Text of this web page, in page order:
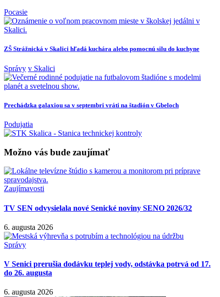
Pocasie
ZŠ Strážnická v Skalici hľadá kuchára alebo pomocnú silu do kuchyne
Správy v Skalici
Prechádzka galaxiou sa v septembri vráti na štadión v Gbeloch
Podujatia
Možno vás bude zaujímať
Zaujímavosti
TV SEN odvysielala nové Senické noviny SENO 2026/32
6. augusta 2026
Správy
V Senici prerušia dodávku teplej vody, odstávka potrvá od 17.
do 26. augusta
6. augusta 2026